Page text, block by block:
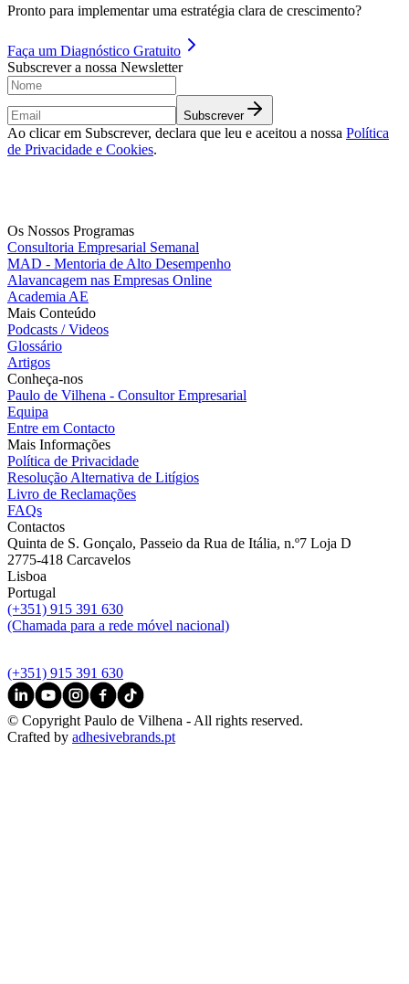
Pronto para implementar uma estratégia clara de crescimento?
Faça um Diagnóstico Gratuito
Subscrever a nossa Newsletter
Subscrever
Ao clicar em Subscrever, declara que leu e aceitou a nossa Política
de Privacidade e Cookies.
Os Nossos Programas
Consultoria Empresarial Semanal
MAD - Mentoria de Alto Desempenho
Alavancagem nas Empresas Online
Academia AE
Mais Conteúdo
Podcasts / Videos
Glossário
Artigos
Conheça-nos
Paulo de Vilhena - Consultor Empresarial
Equipa
Entre em Contacto
Mais Informações
Política de Privacidade
Resolução Alternativa de Litígios
Livro de Reclamações
FAQs
Contactos
Quinta de S. Gonçalo, Passeio da Rua de Itália, n.º7 Loja D
2775-418 Carcavelos
Lisboa
Portugal
(+351) 915 391 630
(Chamada para a rede móvel nacional)
(+351) 915 391 630
© Copyright Paulo de Vilhena - All rights reserved.
Crafted by adhesivebrands.pt